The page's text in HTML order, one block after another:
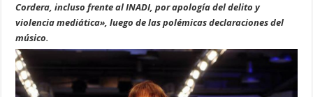
Cordera, incluso frente al INADI, por apología del delito y
violencia mediática», luego de las polémicas declaraciones del
músico.